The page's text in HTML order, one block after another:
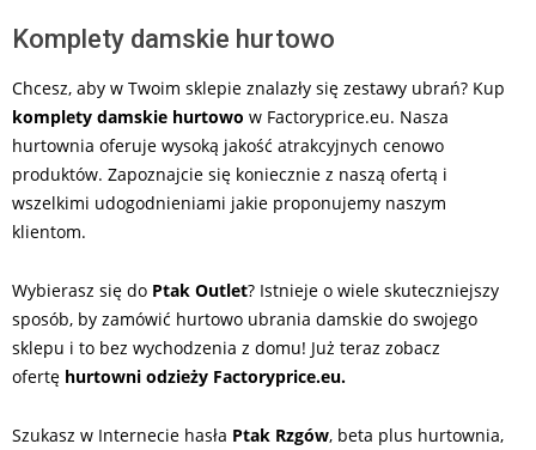
Komplety damskie hurtowo
Chcesz, aby w Twoim sklepie znalazły się zestawy ubrań? Kup
komplety damskie hurtowo w Factoryprice.eu. Nasza
hurtownia oferuje wysoką jakość atrakcyjnych cenowo
produktów. Zapoznajcie się koniecznie z naszą ofertą i
wszelkimi udogodnieniami jakie proponujemy naszym
klientom.
Wybierasz się do Ptak Outlet? Istnieje o wiele skuteczniejszy
sposób, by zamówić hurtowo ubrania damskie do swojego
sklepu i to bez wychodzenia z domu! Już teraz zobacz
ofertę hurtowni odzieży Factoryprice.eu.
Szukasz w Internecie hasła Ptak Rzgów, beta plus hurtownia,